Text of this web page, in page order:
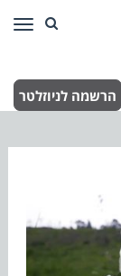
הרשמה לניוזלטר